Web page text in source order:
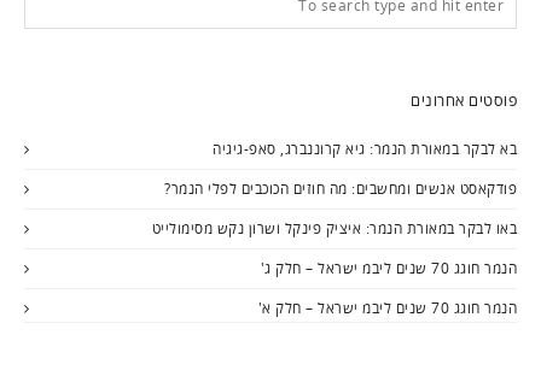
פוסטים אחרונים
בא לבקר במאורת הנמר: גיא קרוננברג, סאפ-גיגיה
פודקאסט אנשים ומחשבים: מה חוזים הכוכבים לפלי הנמר?
באו לבקר במאורת הנמר: איציק פינקל ושרון נקש מסימולייט
הנמר חוגג 70 שנים ליבמ ישראל – חלק ג'
הנמר חוגג 70 שנים ליבמ ישראל – חלק א'